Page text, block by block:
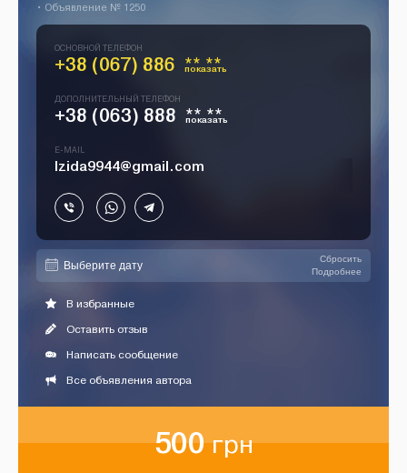
• Объявление № 1250
ОСНОВНОЙ ТЕЛЕФОН
+38 (067) 886 ** **
показать
ДОПОЛНИТЕЛЬНЫЙ ТЕЛЕФОН
+38 (063) 888 ** **
показать
E-MAIL
Izida9944@gmail.com
Сбросить
Подробнее
В избранные
Оставить отзыв
Написать сообщение
Все объявления автора
500грн